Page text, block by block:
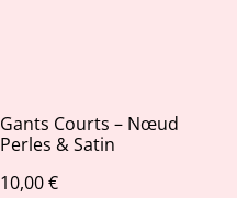
Gants Courts – Nœud
Perles & Satin
10,00 €